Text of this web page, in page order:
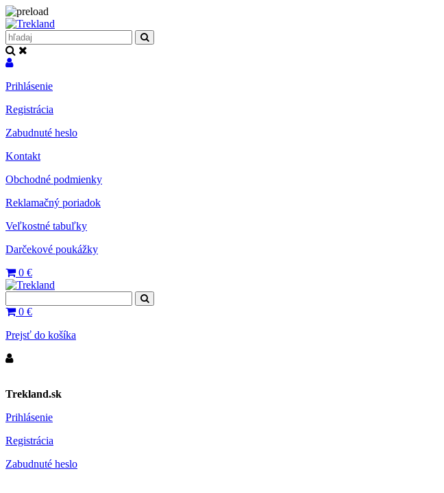
Prihlásenie
Registrácia
Zabudnuté heslo
Kontakt
Obchodné podmienky
Reklamačný poriadok
Veľkostné tabuľky
Darčekové poukážky
0 €
0 €
Prejsť do košíka
Trekland.sk
Prihlásenie
Registrácia
Zabudnuté heslo